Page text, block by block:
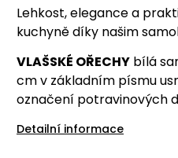
Lehkost, elegance a
kuchyně díky našim
VLAŠSKÉ OŘECHY bílá
cm v základním písmu
označení potravinových
Detailní informace